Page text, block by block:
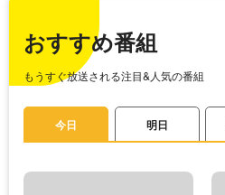
おすすめ番組
もうすぐ放送される注目&人気の番組
今日 明日